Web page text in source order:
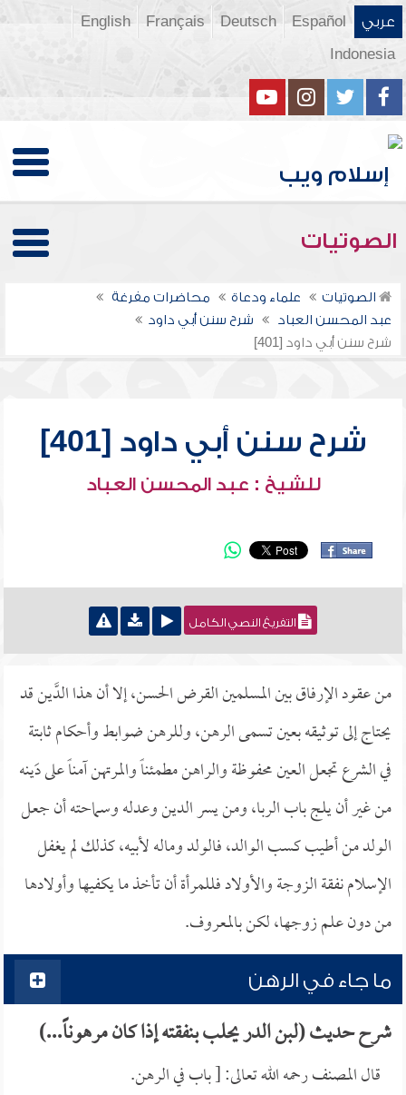
عربي Español
Deutsch
Français
English
Indonesia
الصوتيات
الصوتيات علماء ودعاة
محاضرات مفرغة
عبد المحسن العباد
شرح سنن أبي داود
شرح سنن أبي داود [401]
شرح سنن أبي داود [401]
للشيخ : عبد المحسن العباد
التفريغ النصي الكامل
من عقود الإرفاق بين المسلمين القرض الحسن، إلا أن هذا الدَّين قد
يحتاج إلى توثيقه بعين تسمى الرهن، وللرهن ضوابط وأحكام ثابتة
في الشرع تجعل العين محفوظة والراهن مطمئناً والمرتهن آمناً على دَينه
من غير أن يلج باب الربا، ومن يسر الدين وعدله وسماحته أن جعل
الولد من أطيب كسب الوالد، فالولد وماله لأبيه، كذلك لم يغفل
الإسلام نفقة الزوجة والأولاد فللمرأة أن تأخذ ما يكفيها وأولادها
من دون علم زوجها، لكن بالمعروف.
ما جاء في الرهن
شرح حديث (لبن الدر يحلب بنفقته إذا كان مرهوناً...)
قال المصنف رحمه الله تعالى: [ باب في الرهن.